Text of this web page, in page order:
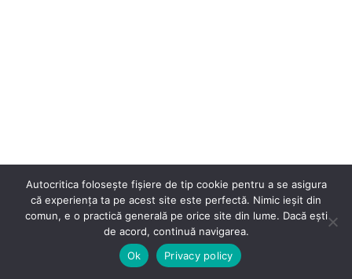
Autocritica folosește fișiere de tip cookie pentru a se asigura
că experiența ta pe acest site este perfectă. Nimic ieșit din
comun, e o practică generală pe orice site din lume. Dacă ești
de acord, continuă navigarea.
Ok
Privacy policy